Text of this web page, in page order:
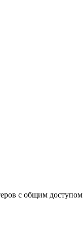
с общим доступом